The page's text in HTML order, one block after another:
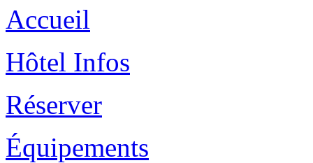
Accueil
Hôtel Infos
Réserver
Équipements